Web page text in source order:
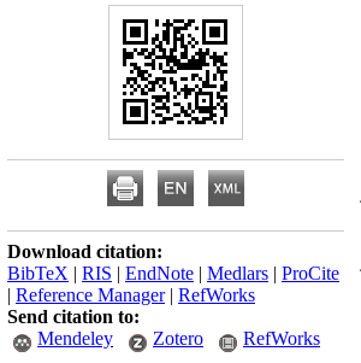
Download citation:
BibTeX | RIS | EndNote | Medlars | ProCite
| Reference Manager| RefWorks
Send citation to:
Mendeley
Zotero RefWorks